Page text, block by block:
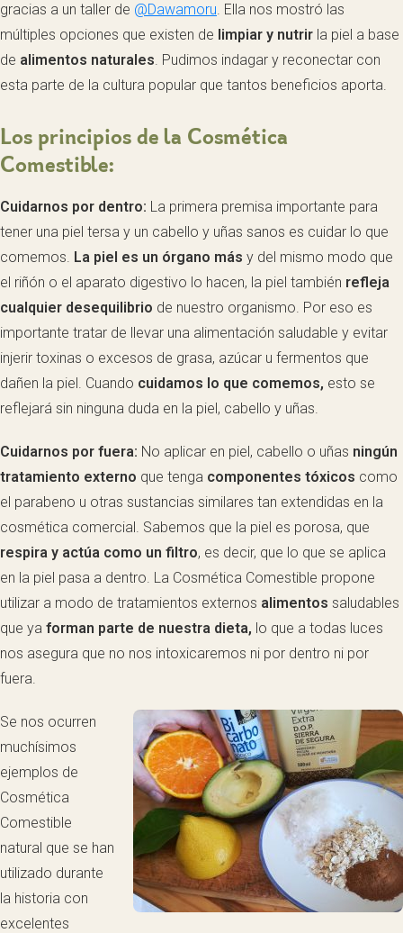
gracias a un taller de @Dawamoru. Ella nos mostró las
múltiples opciones que existen de limpiar y nutrir la piel a base
de alimentos naturales. Pudimos indagar y reconectar con
esta parte de la cultura popular que tantos beneficios aporta.
Los principios de la Cosmética
Comestible:
Cuidarnos por dentro: La primera premisa importante para
tener una piel tersa y un cabello y uñas sanos es cuidar lo que
comemos. La piel es un órgano más y del mismo modo que
el riñón o el aparato digestivo lo hacen, la piel también refleja
cualquier desequilibrio de nuestro organismo. Por eso es
importante tratar de llevar una alimentación saludable y evitar
injerir toxinas o excesos de grasa, azúcar u fermentos que
dañen la piel. Cuando cuidamos lo que comemos, esto se
reflejará sin ninguna duda en la piel, cabello y uñas.
Cuidarnos por fuera: No aplicar en piel, cabello o uñas ningún
tratamiento externo que tenga componentes tóxicos como
el parabeno u otras sustancias similares tan extendidas en la
cosmética comercial. Sabemos que la piel es porosa, que
respira y actúa como un filtro, es decir, que lo que se aplica
en la piel pasa a dentro. La Cosmética Comestible propone
utilizar a modo de tratamientos externos alimentos saludables
que ya forman parte de nuestra dieta, lo que a todas luces
nos asegura que no nos intoxicaremos ni por dentro ni por
fuera.
Se nos ocurren
muchísimos
ejemplos de
Cosmética
Comestible
natural que se han
utilizado durante
la historia con
excelentes